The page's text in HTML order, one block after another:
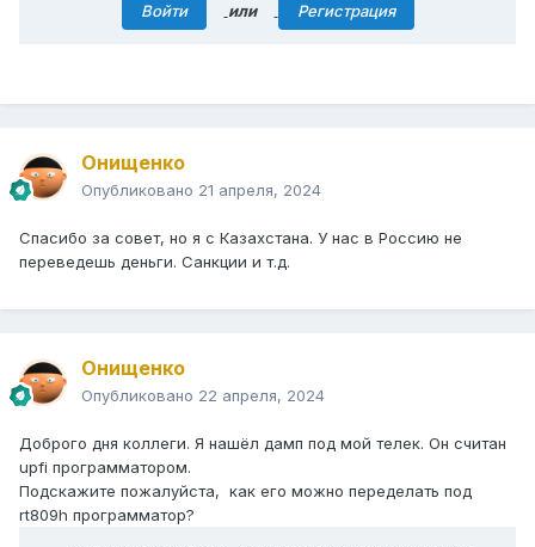
Войти или Регистрация
Онищенко
Опубликовано 21 апреля, 2024
Спасибо за совет, но я с Казахстана. У нас в Россию не
переведешь деньги. Санкции и т.д.
Онищенко
Опубликовано 22 апреля, 2024
Доброго дня коллеги. Я нашёл дамп под мой телек. Он считан
upfi программатором.
Подскажите пожалуйста, как его можно переделать под
rt809h программатор?